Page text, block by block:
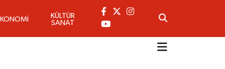
KÜLTÜR
SANAT